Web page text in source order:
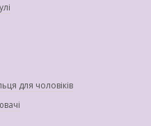
для чоловіків